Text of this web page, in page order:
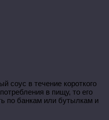
соус в течение короткого
в пищу, то его
по банкам или бутылкам и